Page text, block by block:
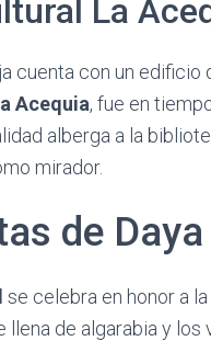
La
cuenta con un edificio
Acequia, fue en
alberga a la
mirador.
de
se celebra en honor a la
llena de algarabia y